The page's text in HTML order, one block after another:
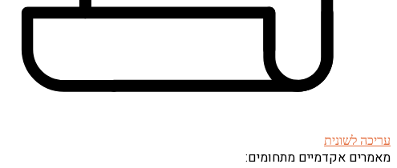
עריכה לשונית
מאמרים אקדמיים מתחומים: